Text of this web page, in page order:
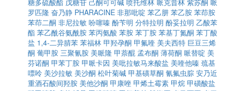
糖多硫酸酯 戊糖苷 己酮可可碱 喷托维林 哌克昔林 紫苏酮 哌
罗匹隆 奋乃静 PHARACINE 非那吡啶 苯乙肼 苯乙胺 苯茚胺
苯茚二酮 非尼拉敏 吩噻嗪 酚苄明 分特拉明 酚妥拉明 乙酸苯
酯 苯乙酰谷氨酰胺 苯丙氨酸 苯胺 苯丁胺 苯基丁氮酮 苯丁酸
盐 1,4-二异腈苯 苯福林 甲羟孕酮 甲氟喹 美夫西特 巨豆三烯
酮 葡甲胺 三聚氰胺 美哌隆 甲萘醌 孟布酮 薄荷酮 哌替啶 美
芬诺酮 甲苯丁胺 甲哌卡因 美吡拉敏马来酸盐 美喹他嗪 巯基
嘌呤 美沙拉敏 美沙酮 松叶菊碱 甲基磺草酮 氰氟虫腙 安乃近
重酒石酸间羟胺 美他沙酮 甲康唑 甲烯土霉素 甲烷 甲磺酸盐